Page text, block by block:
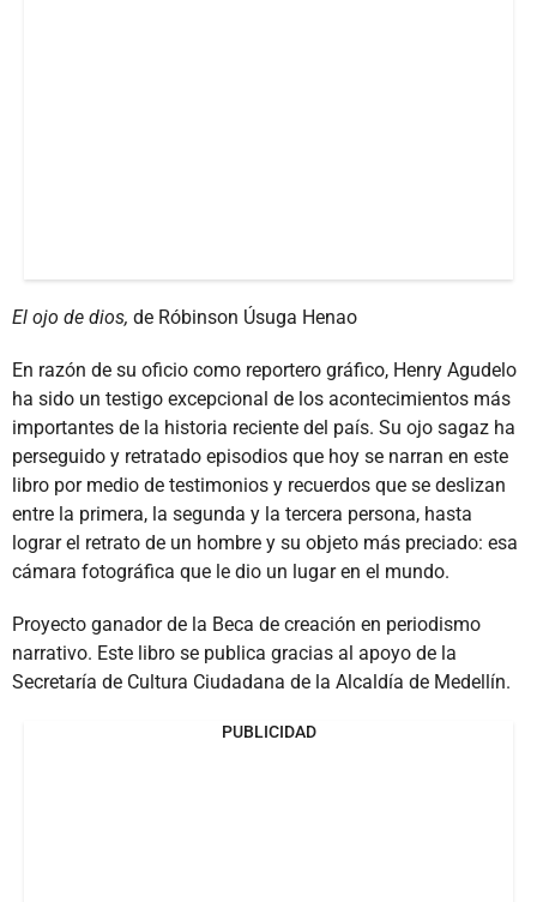
El ojo de dios, de Róbinson Úsuga Henao
En razón de su oficio como reportero gráfico, Henry Agudelo
ha sido un testigo excepcional de los acontecimientos más
importantes de la historia reciente del país. Su ojo sagaz ha
perseguido y retratado episodios que hoy se narran en este
libro por medio de testimonios y recuerdos que se deslizan
entre la primera, la segunda y la tercera persona, hasta
lograr el retrato de un hombre y su objeto más preciado: esa
cámara fotográfica que le dio un lugar en el mundo.
Proyecto ganador de la Beca de creación en periodismo
narrativo. Este libro se publica gracias al apoyo de la
Secretaría de Cultura Ciudadana de la Alcaldía de Medellín.
PUBLICIDAD